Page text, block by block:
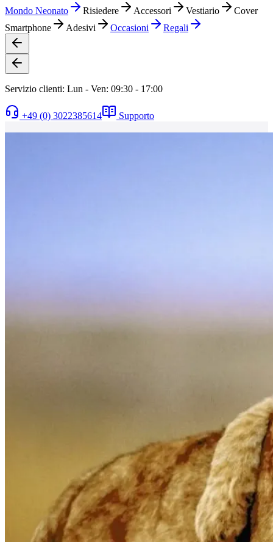
Mondo Neonato
Risiedere Accessori Vestiario
Cover
Smartphone
Adesivi Occasioni Regali
Servizio clienti: Lun - Ven: 09:30 - 17:00
+49 (0) 3022385614 Supporto